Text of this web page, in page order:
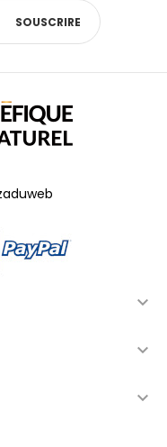
SOUSCRIRE


